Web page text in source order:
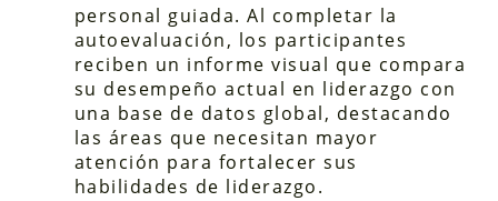
personal guiada. Al completar la
autoevaluación, los participantes
reciben un informe visual que compara
su desempeño actual en liderazgo con
una base de datos global, destacando
las áreas que necesitan mayor
atención para fortalecer sus
habilidades de liderazgo.